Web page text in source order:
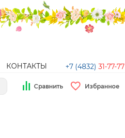
КОНТАКТЫ +7 (4832) 31-77-77
Сравнить Избранное